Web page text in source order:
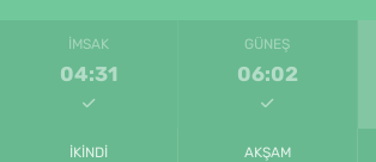
İMSAK
04:31
GÜNEŞ
06:02
İKINDI AKŞAM